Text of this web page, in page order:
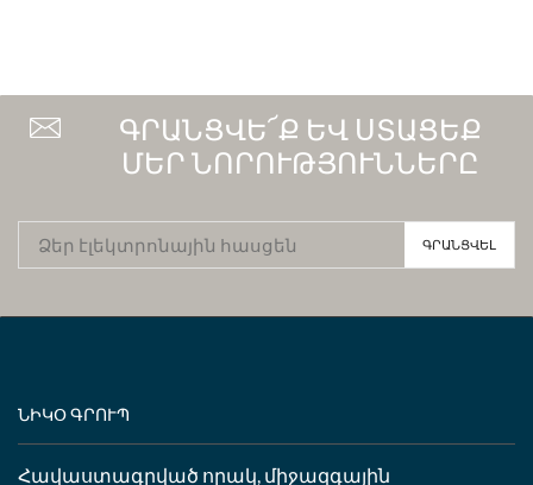
ԳՐԱՆՑՎԵ՜Ք ԵՎ ՍՏԱՑԵՔ
ՄԵՐ ՆՈՐՈՒԹՅՈՒՆՆԵՐԸ
ՆԻԿՕ ԳՐՈՒՊ
Հավաստագրված որակ, միջազգային